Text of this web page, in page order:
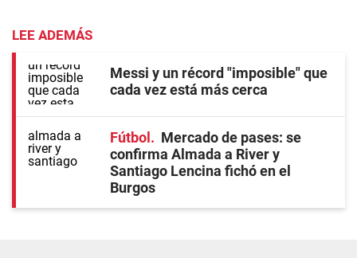
LEE ADEMÁS
Messi y un récord "imposible" que
cada vez está más cerca
Fútbol
Mercado de pases: se
confirma Almada a River y
Santiago Lencina fichó en el
Burgos